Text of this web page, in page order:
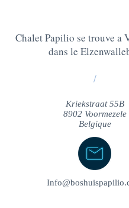
Chalet Papilio se trouve a
dans le
/
Kriekstraat 55B
8902 Voormezele
Belgique